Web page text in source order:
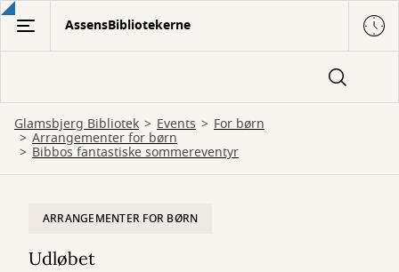
Gå
hovedindhold
AssensBibliotekerne
Glamsbjerg Bibliotek Events For børn
Arrangementer for børn
Bibbos fantastiske sommereventyr
ARRANGEMENTER FOR BØRN
Udløbet